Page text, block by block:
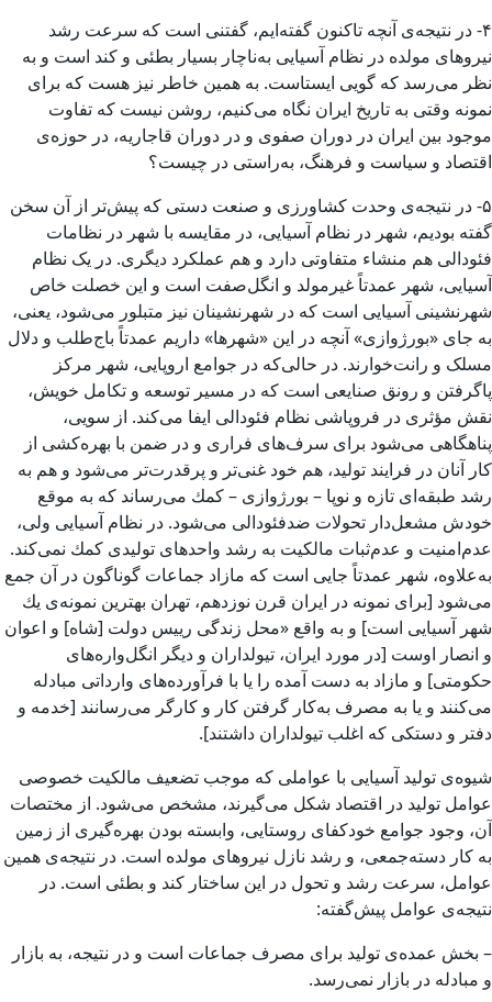
۴- در نتیجه‌ی آنچه تاكنون گفته­‌ایم، گفتنی است كه سرعت رشد
نیروهای مولده در نظام آسیایی به‌ناچار بسیار بطئی و كند است و به
نظر می­‌رسد كه گویی ایستاست. به همین خاطر نیز هست كه برای
نمونه وقتی به تاریخ ایران نگاه می‌­كنیم، روشن نیست كه تفاوت
موجود بین ایران در دوران صفوی و در دوران قاجاریه، در حوزه‌ی
اقتصاد و سیاست و فرهنگ، به‌راستی در چیست؟
۵- در نتیجه‌­ی وحدت كشاورزی و صنعت دستی كه پیش‌­تر از آن سخن
گفته بودیم، شهر در نظام آسیایی، در مقایسه با شهر در نظامات
فئودالی هم منشاء متفاوتی دارد و هم عملكرد دیگری. در یک نظام
آسیایی، شهر عمدتاً غیرمولد و انگل‌­صفت است و این خصلت خاص
شهرنشینی آسیایی است كه در شهرنشینان نیز متبلور می‌­شود، یعنی،
به جای «بورژوازی» آنچه در این «شهرها» داریم عمدتاً باج‌­طلب و دلال
مسلک و رانت‌خوارند. در حالی‌كه در جوامع اروپایی، شهر مركز
پاگرفتن و رونق صنایعی است كه در مسیر توسعه و تكامل خویش،
نقش مؤثری در فروپاشی نظام فئودالی ایفا‌ می‌کند. از سویی،
پناهگاهی می‌­شود برای سرف‌­های فراری و در ضمن با بهره‌­کشی از
كار آنان در فرایند تولید، هم خود غنی‌­تر و پرقدرت‌­تر می‌­شود و هم به
رشد طبقه­‌ای تازه و نوپا – بورژوازی – كمك می‌­رساند كه به موقع
خودش مشعل­‌دار تحولات ضدفئودالی می­‌شود. در نظام آسیایی ولی،
عدم‌امنیت و عدم‌ثبات مالكیت به رشد واحدهای تولیدی كمك نمی‌­كند.
به‌­علاوه، شهر عمدتاً جایی است كه مازاد جماعات گوناگون در آن جمع
می‌­شود [برای نمونه در ایران قرن نوزدهم، تهران بهترین نمونه‌ی یك
شهر آسیایی است] و به واقع «محل زندگی رییس دولت [شاه] و اعوان
و انصار اوست [در مورد ایران، تیول­داران و دیگر انگل­‌واره‌­های
حكومتی] و مازاد به دست آمده را یا با فرآورده‌های وارداتی مبادله
می‌­كنند و یا به مصرف به‌كار گرفتن كار و كارگر می‌­رسانند [خدمه و
دفتر و دستكی كه اغلب تیول­داران داشتند].
شیوه‌­ی تولید آسیایی با عواملی كه موجب تضعیف مالكیت خصوصی
عوامل تولید در اقتصاد شكل می‌­گیرند، مشخص می­‌شود. از مختصات
آن، وجود جوامع خودكفای روستایی، وابسته بودن بهره‌­گیری از زمین
به كار دسته‌جمعی، و رشد نازل نیروهای مولده است. در نتیجه‌­ی همین
عوامل، سرعت رشد و تحول در این ساختار كند و بطئی است. در
نتیجه‌­ی عوامل پیش‌­گفته:
– بخش عمده­‌ی تولید برای مصرف جماعات است و در نتیجه، به بازار
و مبادله در بازار نمی‌­رسد.